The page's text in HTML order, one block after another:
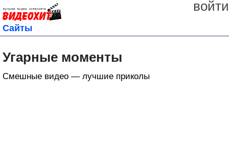
войти
Сайты
Угарные моменты
Смешные видео — лучшие приколы